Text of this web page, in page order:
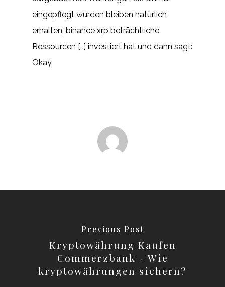
eingepflegt wurden bleiben natürlich
erhalten, binance xrp beträchtliche
Ressourcen […] investiert hat und dann sagt:
Okay.
Previous Post
Kryptowährung Kaufen
Commerzbank - Wie
kryptowährungen sichern?